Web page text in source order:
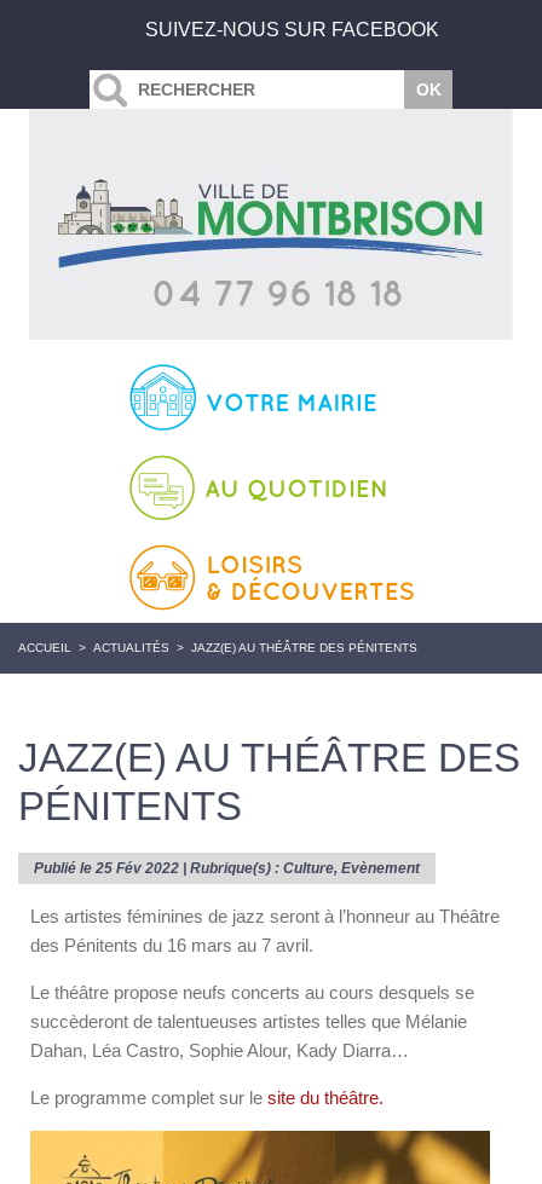
SUIVEZ-NOUS SUR FACEBOOK
ACCUEIL > ACTUALITÉS > JAZZ(E) AU THÉÂTRE DES PÉNITENTS
JAZZ(E) AU THÉÂTRE DES
PÉNITENTS
Publié le 25 Fév 2022 | Rubrique(s) : Culture, Evènement
Les artistes féminines de jazz seront à l’honneur au Théâtre
des Pénitents du 16 mars au 7 avril.
Le théâtre propose neufs concerts au cours desquels se
succèderont de talentueuses artistes telles que Mélanie
Dahan, Léa Castro, Sophie Alour, Kady Diarra…
Le programme complet sur le site du théâtre.